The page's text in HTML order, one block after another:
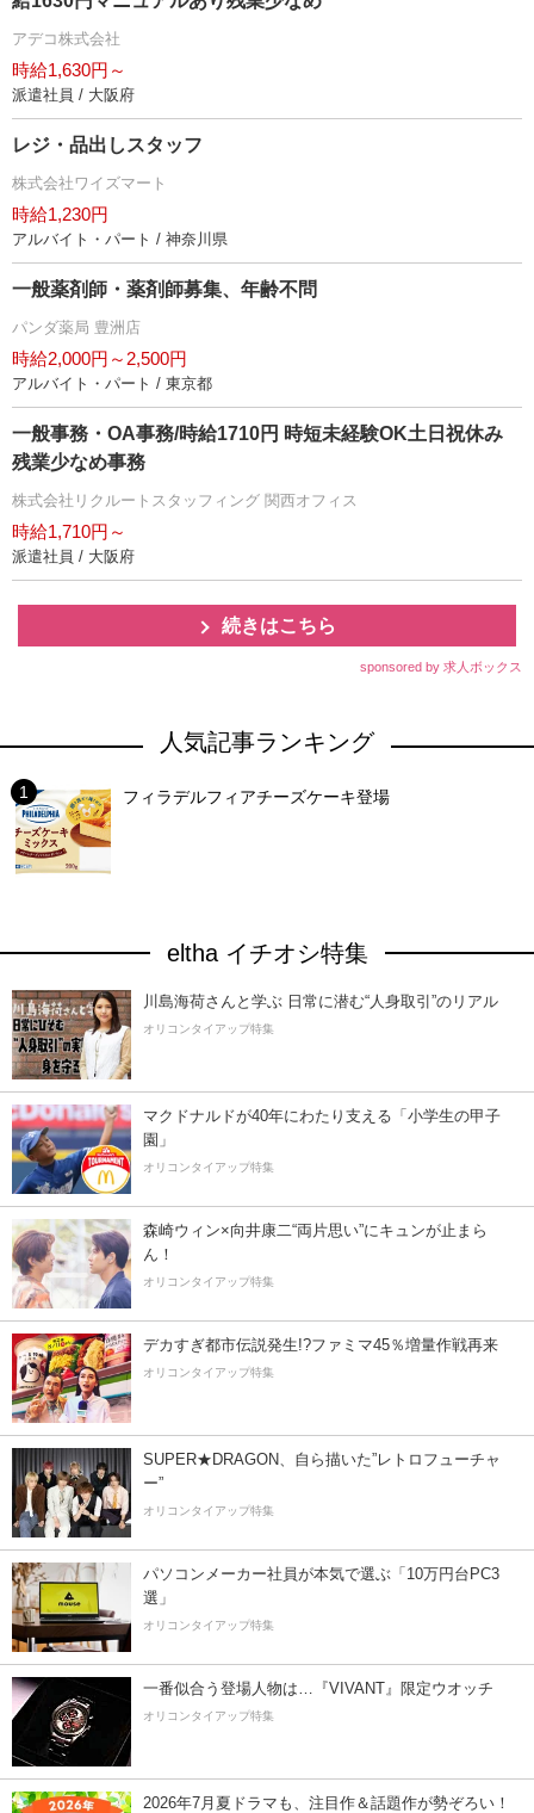
アデコ株式会社
時給1,630円～
派遣社員 / 大阪府
レジ・品出しスタッフ
株式会社ワイズマート
時給1,230円
アルバイト・パート / 神奈川県
一般薬剤師・薬剤師募集、年齢不問
パンダ薬局 豊洲店
時給2,000円～2,500円
アルバイト・パート / 東京都
一般事務・OA事務/時給1710円 時短未経験OK土日祝休み
残業少なめ事務
株式会社リクルートスタッフィング 関西オフィス
時給1,710円～
派遣社員 / 大阪府
続きはこちら
sponsored by 求人ボックス
人気記事ランキング
フィラデルフィアチーズケーキ登場
eltha イチオシ特集
川島海荷さんと学ぶ 日常に潜む“人身取引”のリアル
オリコンタイアップ特集
マクドナルドが40年にわたり支える「小学生の甲子
園」
オリコンタイアップ特集
森崎ウィン×向井康二“両片思い”にキュンが止まら
ん！
オリコンタイアップ特集
デカすぎ都市伝説発生!?ファミマ45％増量作戦再来
オリコンタイアップ特集
SUPER★DRAGON、自ら描いた”レトロフューチャ
ー”
オリコンタイアップ特集
パソコンメーカー社員が本気で選ぶ「10万円台PC3
選」
オリコンタイアップ特集
一番似合う登場人物は…『VIVANT』限定ウオッチ
オリコンタイアップ特集
2026年7月夏ドラマも、注目作＆話題作が勢ぞろい！